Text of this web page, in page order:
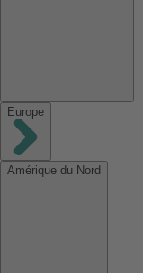
Europe
Amérique du Nord